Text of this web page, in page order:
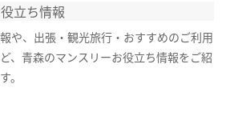
立ち情報
や、出張・観光旅行・おすすめのご利用
、青森のマンスリーお役立ち情報をご紹
。